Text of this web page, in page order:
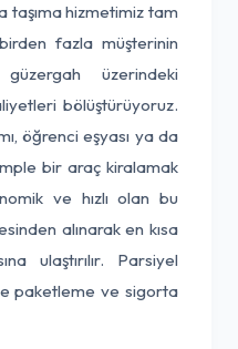
taşıma hizmetimiz tam
fazla müşterinin
üzerindeki
bölüştürüyoruz.
öğrenci eşyası ya da
bir araç kiralamak
ve hızlı olan bu
alınarak en kısa
ulaştırılır. Parsiyel
paketleme ve sigorta